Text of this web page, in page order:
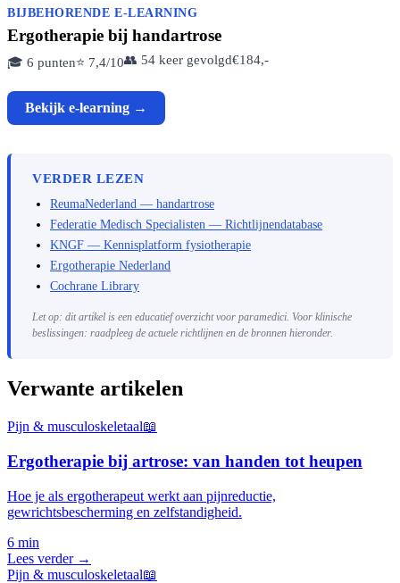
BIJBEHORENDE E-LEARNING
Ergotherapie bij handartrose
🎓 6 punten⭐ 7,4/10👥 54 keer gevolgd€184,-
Bekijk e-learning →
VERDER LEZEN
ReumaNederland — handartrose
Federatie Medisch Specialisten — Richtlijnendatabase
KNGF — Kennisplatform fysiotherapie
Ergotherapie Nederland
Cochrane Library
Let op: dit artikel is een educatief overzicht voor paramedici. Voor klinische
beslissingen: raadpleeg de actuele richtlijnen en de bronnen hieronder.
Verwante artikelen
Pijn & musculoskeletaal📖
Ergotherapie bij artrose: van handen tot heupen
Hoe je als ergotherapeut werkt aan pijnreductie,
gewrichtsbescherming en zelfstandigheid.
6 min
Lees verder →
Pijn & musculoskeletaal📖